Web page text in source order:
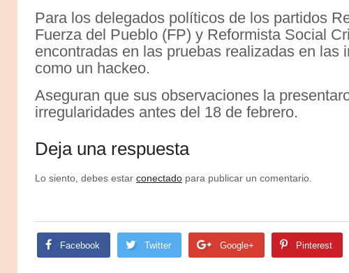
Para los delegados políticos de los partidos
Fuerza del Pueblo (FP) y Reformista Social
encontradas en las pruebas realizadas en las
como un hackeo.
Aseguran que sus observaciones la
irregularidades antes del 18 de febrero.
Deja una respuesta
Lo siento, debes estar conectado para publicar un comentario.
Facebook Twitter Google+ Pinterest